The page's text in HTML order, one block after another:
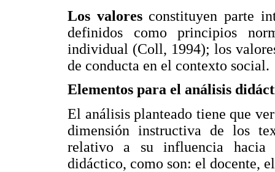
Los valoresconstituyen parte
definidos como principios
individual (Coll, 1994); los
de conducta en el contexto social.
Elementos para el análisis
El análisis planteado tiene que
dimensión instructiva de los
relativo a su influencia hacia
didáctico, como son: el docente,